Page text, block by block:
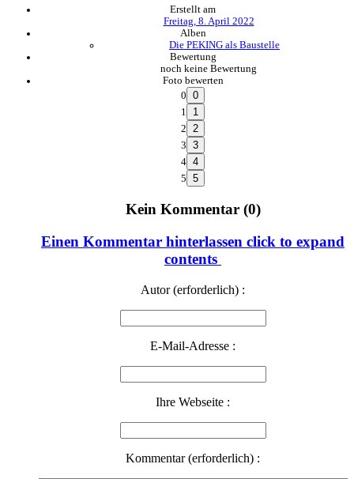
Erstellt am
Freitag, 8. April 2022
Alben
Die PEKING als Baustelle
Bewertung
noch keine Bewertung
Foto bewerten
0
1
2
3
4
5
Kein Kommentar (0)
Einen Kommentar hinterlassen click to expand
contents
Autor (erforderlich) :
E-Mail-Adresse :
Ihre Webseite :
Kommentar (erforderlich) :